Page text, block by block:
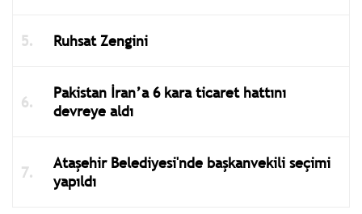
Ruhsat Zengini
Pakistan İran’a 6 kara ticaret hattını
devreye aldı
Ataşehir Belediyesi'nde başkanvekili seçimi
yapıldı